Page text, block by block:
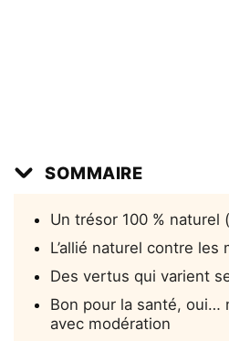
SOMMAIRE
Un trésor 100 % naturel
L’allié naturel contre les
Des vertus qui varient
Bon pour la santé, oui…
avec modération